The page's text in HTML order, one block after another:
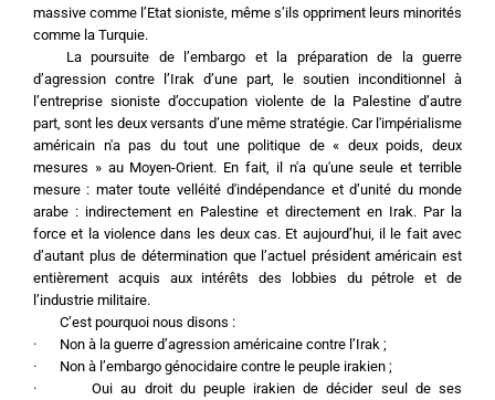
massive comme l’Etat sioniste, même s’ils oppriment leurs minorités
comme la Turquie.
d’agression contre l’Irak d’une part, le soutien inconditionnel à
l’entreprise sioniste d’occupation violente de la Palestine d’autre
part, sont les deux versants d’une même stratégie. Car l'impérialisme
américain n'a pas du tout une politique de « deux poids, deux
mesures » au Moyen-Orient. En fait, il n'a qu'une seule et terrible
mesure : mater toute velléité d'indépendance et d’unité du monde
arabe : indirectement en Palestine et directement en Irak. Par la
force et la violence dans les deux cas. Et aujourd’hui, il le fait avec
d’autant plus de détermination que l’actuel président américain est
entièrement acquis aux intérêts des lobbies du pétrole et de
l’industrie militaire.
	C’est pourquoi nous disons :
·	Non à la guerre d’agression américaine contre l’Irak ;
·	Non à l’embargo génocidaire contre le peuple irakien ;
·       Oui au droit du peuple irakien de décider seul de ses